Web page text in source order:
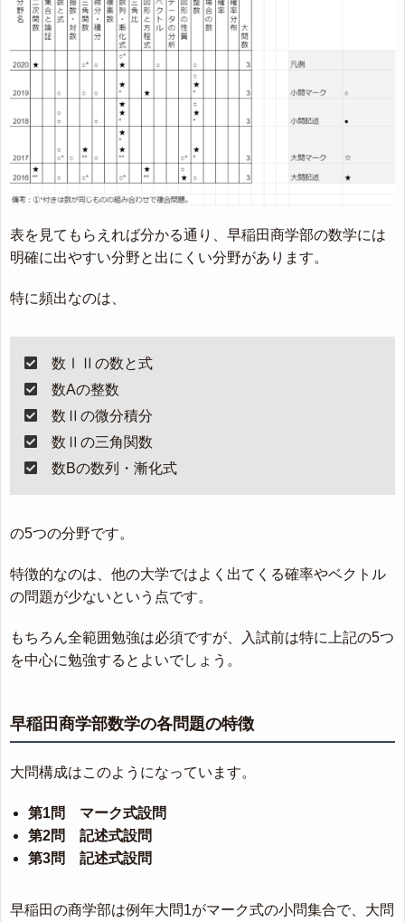
表を見てもらえれば分かる通り、早稲田商学部の数学には
明確に出やすい分野と出にくい分野があります。
特に頻出なのは、
数ⅠⅡの数と式
数Aの整数
数Ⅱの微分積分
数Ⅱの三角関数
数Bの数列・漸化式
の5つの分野です。
特徴的なのは、他の大学ではよく出てくる確率やベクトル
の問題が少ないという点です。
もちろん全範囲勉強は必須ですが、入試前は特に上記の5つ
を中心に勉強するとよいでしょう。
早稲田商学部数学の各問題の特徴
大問構成はこのようになっています。
第1問 マーク式設問
第2問 記述式設問
第3問 記述式設問
早稲田の商学部は例年大問1がマーク式の小問集合で、大問